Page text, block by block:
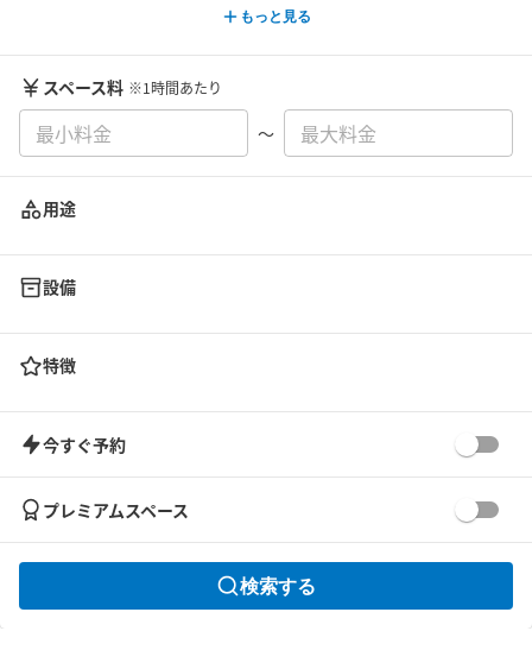
もっと見る
スペース料 ※1時間あたり
〜
用途
設備
特徴
今すぐ予約
プレミアムスペース
検索する